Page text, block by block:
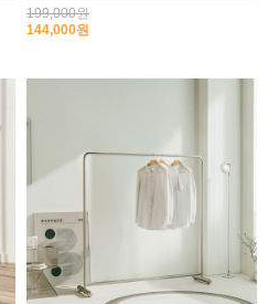
199,000원
144,000원